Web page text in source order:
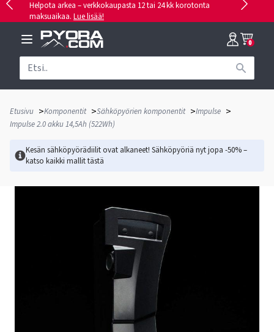
Helpota arkea – verkkokaupasta 12 tai 24 kk korotonta
maksuaikaa. Lue lisää!
0
Etusivu >Komponentit >Sähköpyörien komponentit >Impulse >
Impulse 2.0 akku 14,5Ah (522Wh)
Kesän sähköpyörädiilit ovat alkaneet! Sähköpyöriä nyt jopa -50% –
katso kaikki mallittästä